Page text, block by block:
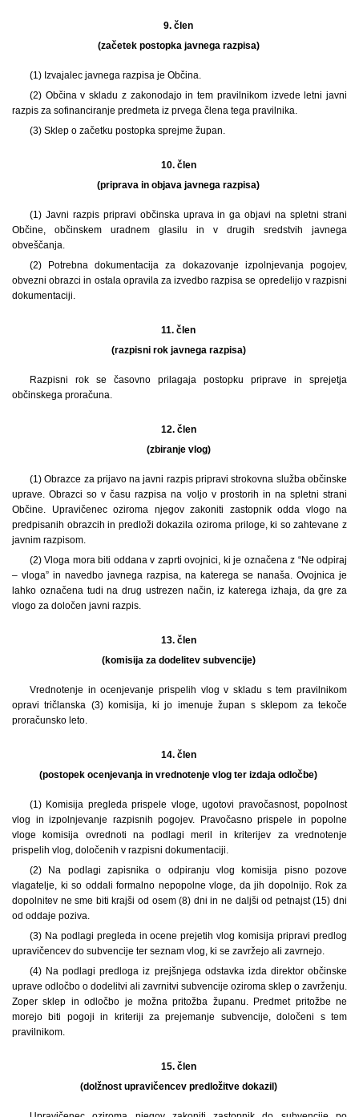
9. člen
(začetek postopka javnega razpisa)
(1) Izvajalec javnega razpisa je Občina.
(2) Občina v skladu z zakonodajo in tem pravilnikom izvede letni javni
razpis za sofinanciranje predmeta iz prvega člena tega pravilnika.
(3) Sklep o začetku postopka sprejme župan.
10. člen
(priprava in objava javnega razpisa)
(1) Javni razpis pripravi občinska uprava in ga objavi na spletni strani
Občine, občinskem uradnem glasilu in v drugih sredstvih javnega
obveščanja.
(2) Potrebna dokumentacija za dokazovanje izpolnjevanja pogojev,
obvezni obrazci in ostala opravila za izvedbo razpisa se opredelijo v razpisni
dokumentaciji.
11. člen
(razpisni rok javnega razpisa)
Razpisni rok se časovno prilagaja postopku priprave in sprejetja
občinskega proračuna.
12. člen
(zbiranje vlog)
(1) Obrazce za prijavo na javni razpis pripravi strokovna služba občinske
uprave. Obrazci so v času razpisa na voljo v prostorih in na spletni strani
Občine. Upravičenec oziroma njegov zakoniti zastopnik odda vlogo na
predpisanih obrazcih in predloži dokazila oziroma priloge, ki so zahtevane z
javnim razpisom.
(2) Vloga mora biti oddana v zaprti ovojnici, ki je označena z “Ne odpiraj
– vloga” in navedbo javnega razpisa, na katerega se nanaša. Ovojnica je
lahko označena tudi na drug ustrezen način, iz katerega izhaja, da gre za
vlogo za določen javni razpis.
13. člen
(komisija za dodelitev subvencije)
Vrednotenje in ocenjevanje prispelih vlog v skladu s tem pravilnikom
opravi tričlanska (3) komisija, ki jo imenuje župan s sklepom za tekoče
proračunsko leto.
14. člen
(postopek ocenjevanja in vrednotenje vlog ter izdaja odločbe)
(1) Komisija pregleda prispele vloge, ugotovi pravočasnost, popolnost
vlog in izpolnjevanje razpisnih pogojev. Pravočasno prispele in popolne
vloge komisija ovrednoti na podlagi meril in kriterijev za vrednotenje
prispelih vlog, določenih v razpisni dokumentaciji.
(2) Na podlagi zapisnika o odpiranju vlog komisija pisno pozove
vlagatelje, ki so oddali formalno nepopolne vloge, da jih dopolnijo. Rok za
dopolnitev ne sme biti krajši od osem (8) dni in ne daljši od petnajst (15) dni
od oddaje poziva.
(3) Na podlagi pregleda in ocene prejetih vlog komisija pripravi predlog
upravičencev do subvencije ter seznam vlog, ki se zavržejo ali zavrnejo.
(4) Na podlagi predloga iz prejšnjega odstavka izda direktor občinske
uprave odločbo o dodelitvi ali zavrnitvi subvencije oziroma sklep o zavrženju.
Zoper sklep in odločbo je možna pritožba županu. Predmet pritožbe ne
morejo biti pogoji in kriteriji za prejemanje subvencije, določeni s tem
pravilnikom.
15. člen
(dolžnost upravičencev predložitve dokazil)